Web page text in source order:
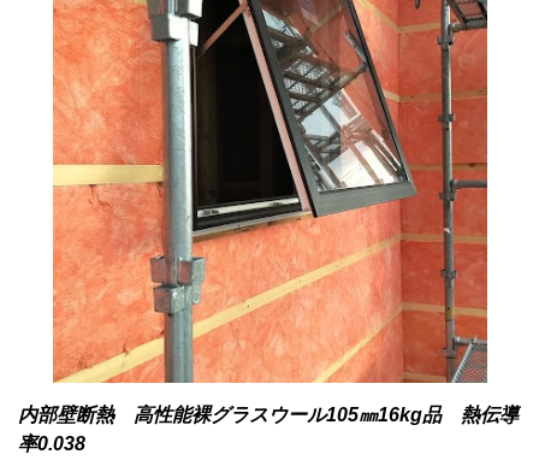
内部壁断熱 高性能裸グラスウール105㎜16kg品 熱伝導
率0.038